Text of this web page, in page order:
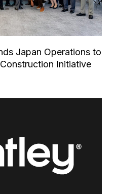
Japan Operations to
Initiative